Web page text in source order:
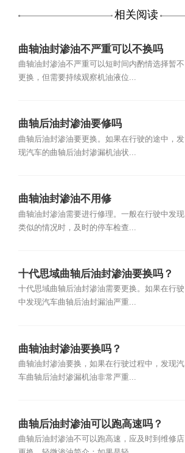
相关阅读
曲轴油封渗油不严重可以不换吗
曲轴油封渗油不严重可以短时间内酌情选择暂不
更换，但需要持续观察机油液位...
曲轴后油封渗油要修吗
曲轴后油封渗油要更换。如果在行驶的途中，发
现汽车的曲轴后油封渗漏机油状...
曲轴油封渗油不用修
曲轴油封渗油需要进行修理。一般在行驶中发现
类似的情况时，及时的停车检查...
十代思域曲轴后油封渗油要换吗？
十代思域曲轴后油封渗油需要更换。如果在行驶
中发现汽车曲轴后油封漏油严重...
曲轴油封渗油要换吗？
曲轴油封渗油要换，如果在行驶过程中，发现汽
车曲轴后油封渗漏机油非常严重...
曲轴后油封渗油可以跑高速吗？
曲轴后油封渗油不可以跑高速，应及时到维修店